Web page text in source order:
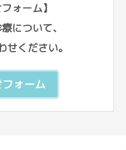
ォーム】
について、
せください。
ォーム